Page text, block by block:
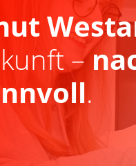
–
.